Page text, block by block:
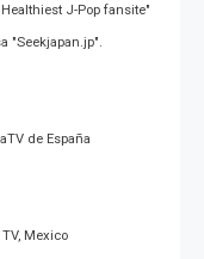
J-Pop fansite"
"Seekjapan.jp".
de España
Mexico